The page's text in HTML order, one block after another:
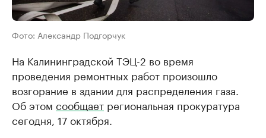
Фото: Александр Подгорчук
На Калининградской ТЭЦ-2 во время
проведения ремонтных работ произошло
возгорание в здании для распределения газа.
Об этом сообщает региональная прокуратура
сегодня, 17 октября.